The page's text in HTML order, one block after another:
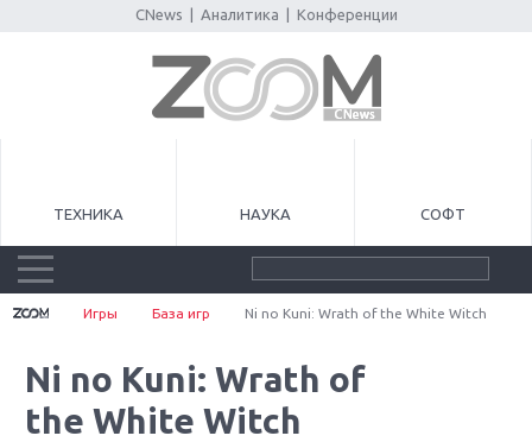
CNews Аналитика Конференции
ТЕХНИКА НАУКА СОФТ
Игры База игр Ni no Kuni: Wrath of the White Witch
Ni no Kuni: Wrath of
the White Witch